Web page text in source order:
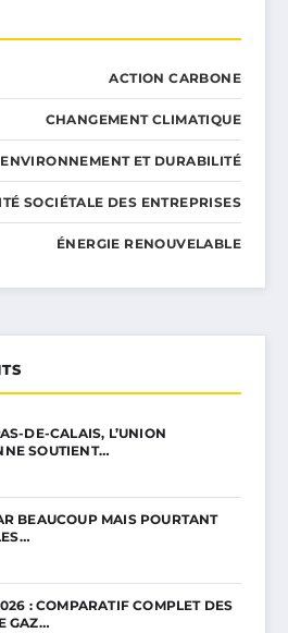
ACTION CARBONE
CHANGEMENT CLIMATIQUE
ENVIRONNEMENT ET DURABILITÉ
SOCIÉTALE DES ENTREPRISES
ÉNERGIE RENOUVELABLE
DE-CALAIS, L’UNION
SOUTIENT…
BEAUCOUP MAIS POURTANT
: COMPARATIF COMPLET DES
GAZ…